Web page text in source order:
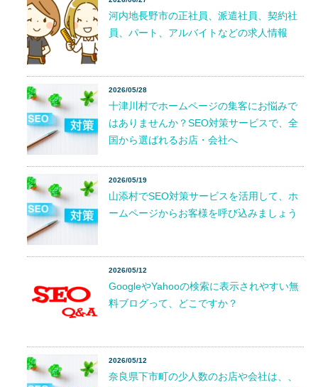
河内地長野市の正社員、派遣社員、契約社
員、パート、アルバイトなどの求人情報
2026/05/28
十津川村でホームページの集客にお悩みで
はありませんか？SEO対策サービスで、全
国から選ばれるお店・会社へ
2026/05/19
山添村でSEO対策サービスを活用して、ホ
ームページからお客様を呼び込みましょう
2026/05/12
GoogleやYahooの検索に表示されやすい無
料ブログって、どこですか？
2026/05/12
奈良県下市町の少人数のお店や会社は、、